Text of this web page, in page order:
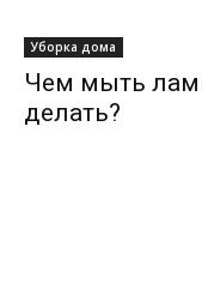
Уборка дома
Чем мыть
делать?